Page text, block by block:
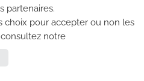
ses salles, partout en
partenaires.
choix pour accepter ou non les
notre